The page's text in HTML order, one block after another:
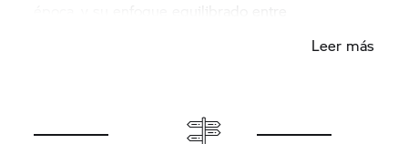
punto de inflexión: ya no se trataba sólo deLeer más